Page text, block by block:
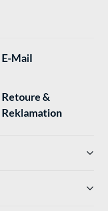
E-Mail
Retoure &
Reklamation